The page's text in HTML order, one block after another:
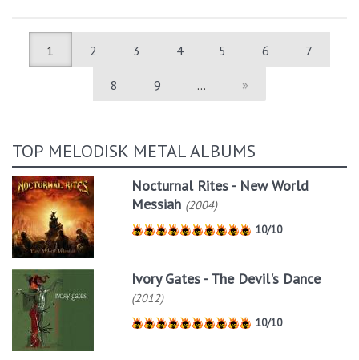
1 2 3 4 5 6 7
8 9 … »
TOP MELODISK METAL ALBUMS
Nocturnal Rites - New World
Messiah (2004)
10/10
Ivory Gates - The Devil's Dance
(2012)
10/10